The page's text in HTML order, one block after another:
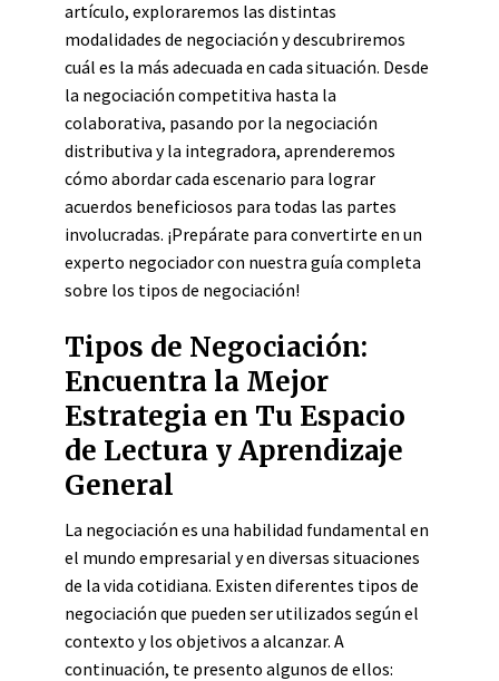
artículo, exploraremos las distintas
modalidades de negociación y descubriremos
cuál es la más adecuada en cada situación. Desde
la negociación competitiva hasta la
colaborativa, pasando por la negociación
distributiva y la integradora, aprenderemos
cómo abordar cada escenario para lograr
acuerdos beneficiosos para todas las partes
involucradas. ¡Prepárate para convertirte en un
experto negociador con nuestra guía completa
sobre los tipos de negociación!
Tipos de Negociación:
Encuentra la Mejor
Estrategia en Tu Espacio
de Lectura y Aprendizaje
General
La negociación es una habilidad fundamental en
el mundo empresarial y en diversas situaciones
de la vida cotidiana. Existen diferentes tipos de
negociación que pueden ser utilizados según el
contexto y los objetivos a alcanzar. A
continuación, te presento algunos de ellos: